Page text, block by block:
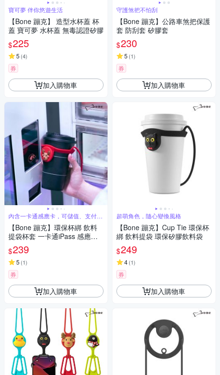
寶可夢 伴你悠遊生活
【Bone 蹦克】 造型水杯蓋 杯
蓋 寶可夢 水杯蓋 無毒認證矽膠
$225
5 (4)
券
加入購物車
內含一卡通感應卡，可儲值、支付、
搭車
【Bone 蹦克】環保杯綁 飲料
提袋杯套 一卡通iPass 感應版
手提 杯袋
$239
5 (1)
券
加入購物車
守護煞把不怕刮
【Bone 蹦克】公路車煞把保護
套 防刮套 矽膠套
$230
5 (1)
券
加入購物車
超萌角色，隨心變換風格
【Bone 蹦克】Cup Tie 環保杯
綁 飲料提袋 環保矽膠飲料袋
$249
4(1)
券
加入購物車